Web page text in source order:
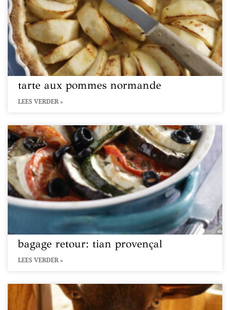
tarte aux pommes normande
LEES VERDER »
bagage retour: tian provençal
LEES VERDER »